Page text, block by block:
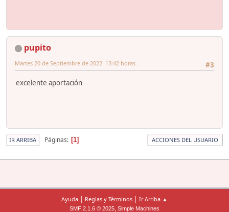
pupito
#3
Martes 20 de Septiembre de 2022. 13:42 horas.
excelente aportación
IR ARRIBA Páginas 1 ACCIONES DEL USUARIO
Ayuda | Reglas y Términos | Ir Arriba ▲
SMF 2.1.6 © 2025, Simple Machines